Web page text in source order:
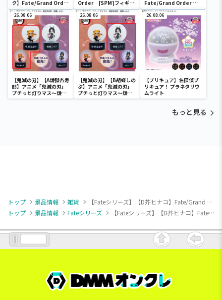
ク】Fate/Grand Order
FIGURIZM “アーチャー
／ジャンヌ・ダルク”
Order [SPM]フィギュ
ア“フォーリナー／アビゲ
イル・ウィリアムズ
【夏】
Fate/Grand Order ぬ
ーどるストッパーフィギ
ュア～フォーリナー/葛飾
北斎～
26.08.06
【鬼滅の刃】【A煉獄杏寿
郎】アニメ「鬼滅の刃」
プチっと灯りマス～煉獄
杏寿郎・胡蝶しのぶ～
26.08.06
【鬼滅の刃】【B胡蝶しの
ぶ】アニメ「鬼滅の刃」
プチっと灯りマス～煉獄
杏寿郎・胡蝶しのぶ～
26.08.06
【プリキュア】名探偵プ
リキュア！ プラネタリウ
ムライト
もっと見る
トップ 景品情報 雑貨
【Fateシリーズ】【D芥ヒナコ】Fate/Grand Order 令呪ネオンアクリルライト
トップ
景品情報 Fateシリーズ 【Fateシリーズ】【D芥ヒナコ】Fate/Grand Order 令呪ネオンアクリルライト